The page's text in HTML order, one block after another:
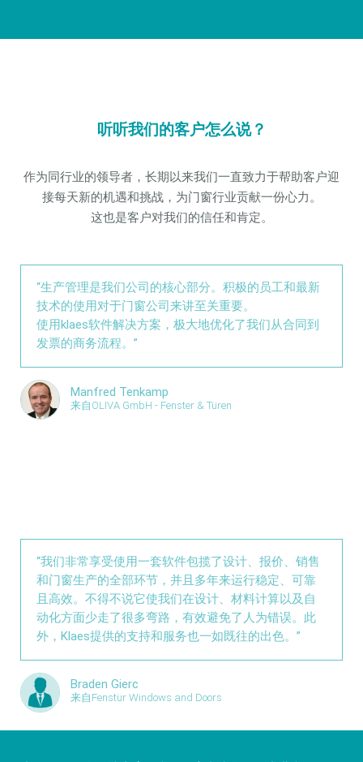
听听我们的客户怎么说？
作为同行业的领导者，长期以来我们一直致力于帮助客户迎
接每天新的机遇和挑战，为门窗行业贡献一份心力。
这也是客户对我们的信任和肯定。
“生产管理是我们公司的核心部分。积极的员工和最新
技术的使用对于门窗公司来讲至关重要。
使用klaes软件解决方案，极大地优化了我们从合同到
发票的商务流程。”
Manfred Tenkamp
来自OLIVA GmbH - Fenster & Türen
“我们非常享受使用一套软件包揽了设计、报价、销售
和门窗生产的全部环节，并且多年来运行稳定、可靠
且高效。不得不说它使我们在设计、材料计算以及自
动化方面少走了很多弯路，有效避免了人为错误。此
外，Klaes提供的支持和服务也一如既往的出色。”
Braden Gierc
来自Fenstür Windows and Doors